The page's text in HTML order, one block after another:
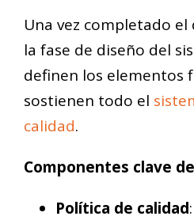
Una vez completado
la fase de diseño del
definen los elementos
sostienen todo el
calidad.
Componentes clave
Política de calidad